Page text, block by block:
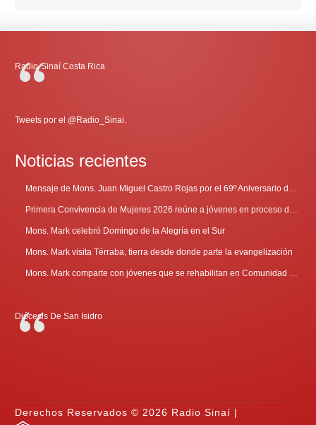
Radio-Sinaí Costa Rica
Tweets por el @Radio_Sinai.
Noticias recientes
Mensaje de Mons. Juan Miguel Castro Rojas por el 69º Aniversario de Radio Sinaí
Primera Convivencia de Mujeres 2026 reúne a jóvenes en proceso de discernimiento vocacional
Mons. Mark celebró Domingo de la Alegría en el Sur
Mons. Mark visita Térraba, tierra desde donde parte la evangelización
Mons. Mark comparte con jóvenes que se rehabilitan en Comunidad Cenáculo
Diócesis De San Isidro
Derechos Reservados © 2026 Radio Sinaí |